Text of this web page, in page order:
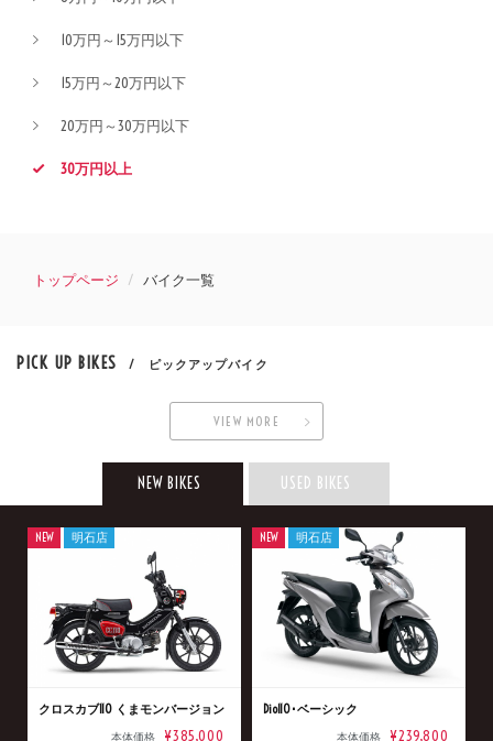
10万円～15万円以下
15万円～20万円以下
20万円～30万円以下
30万円以上
トップページ バイク一覧
PICK UP BIKES / ピックアップバイク
VIEW MORE
NEW BIKES USED BIKES
クロスカブ110 くまモンバージョン
本体価格 ¥385,000
NEW 明石店
Dio110･ベーシック
本体価格 ¥239,800
NEW 明石店